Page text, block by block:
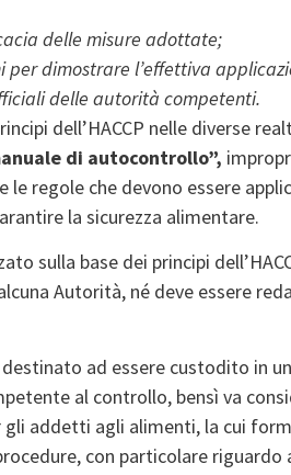
delle misure adottate;
dimostrare l’effettiva
delle autorità competenti.
dell’HACCP nelle diverse
di autocontrollo”,
le regole che devono essere
la sicurezza alimentare.
sulla base dei principi
Autorità, né deve essere
ad essere custodito in
al controllo, bensì va
addetti agli alimenti, la cui
con particolare riguardo